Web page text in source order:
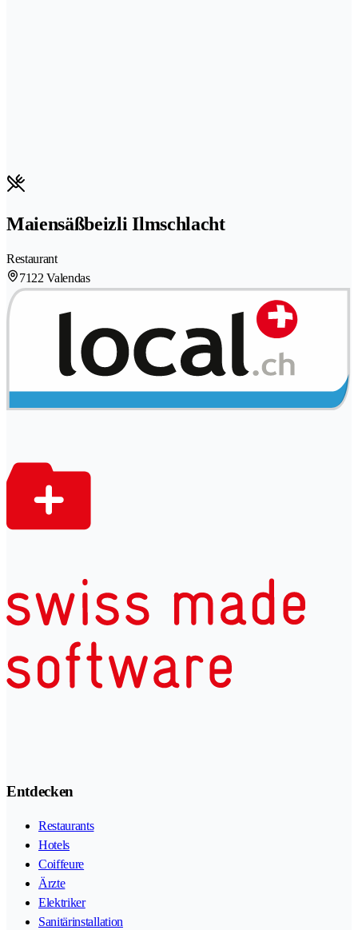
Maiensäßbeizli Ilmschlacht
Restaurant
7122 Valendas
Entdecken
Restaurants
Hotels
Coiffeure
Ärzte
Elektriker
Sanitärinstallation